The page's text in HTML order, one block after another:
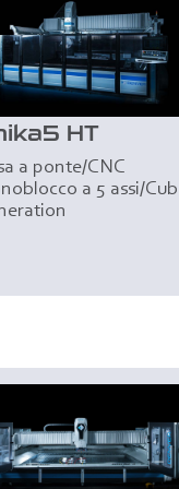
HT
a ponte/CNC
a 5 assi/